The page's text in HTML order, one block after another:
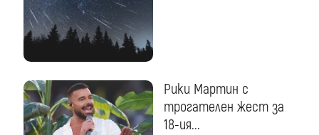
Рики Мартин с
трогателен жест за
18-ия...